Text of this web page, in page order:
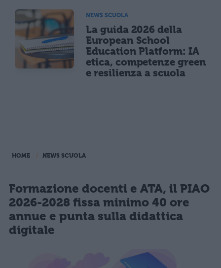
NEWS SCUOLA
La guida 2026 della
European School
Education Platform: IA
etica, competenze green
e resilienza a scuola
HOME NEWS SCUOLA
Formazione docenti e ATA, il PIAO
2026-2028 fissa minimo 40 ore
annue e punta sulla didattica
digitale